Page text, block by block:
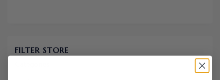
FILTER STORE